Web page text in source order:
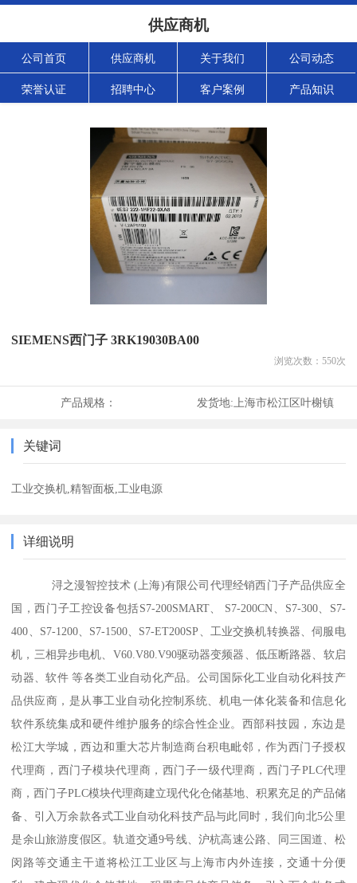
供应商机
公司首页 供应商机 关于我们 公司动态
荣誉认证 招聘中心 客户案例 产品知识
SIEMENS西门子 3RK19030BA00
浏览次数： 550次
产品规格： 发货地: 上海市松江区叶榭镇
关键词
工业交换机,精智面板,工业电源
详细说明
浔之漫智控技术 (上海)有限公司代理经销西门子产品供应全
国，西门子工控设备包括S7-200SMART、 S7-200CN、S7-300、S7-
400、S7-1200、S7-1500、S7-ET200SP、工业交换机转换器、伺服电
机，三相异步电机、V60.V80.V90驱动器变频器、低压断路器、软启
动器、软件 等各类工业自动化产品。公司国际化工业自动化科技产
品供应商，是从事工业自动化控制系统、机电一体化装备和信息化
软件系统集成和硬件维护服务的综合性企业。西部科技园，东边是
松江大学城，西边和重大芯片制造商台积电毗邻，作为西门子授权
代理商，西门子模块代理商，西门子一级代理商，西门子PLC代理
商，西门子PLC模块代理商建立现代化仓储基地、积累充足的产品储
备、引入万余款各式工业自动化科技产品与此同时，我们向北5公里
是余山旅游度假区。轨道交通9号线、沪杭高速公路、同三国道、松
闵路等交通主干道将松江工业区与上海市内外连接，交通十分便